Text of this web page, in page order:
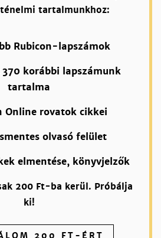
tartalmunkhoz:
Rubicon-lapszámok
korábbi lapszámunk
tartalma
Online rovatok cikkei
olvasó felület
elmentése, könyvjelzők
200 Ft-ba kerül. Próbálja
ki!
200 FT-ÉRT